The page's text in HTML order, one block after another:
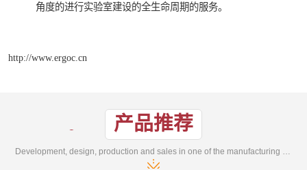
角度的进行实验室建设的全生命周期的服务。
http://www.ergoc.cn
产品推荐
Development, design, production and sales in one of the manufacturing enterprises